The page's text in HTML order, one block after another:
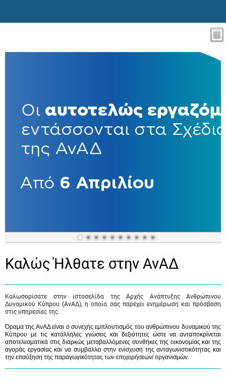
Καλώς Ήλθατε στην ΑνΑΔ
Καλωσορίσατε στην ιστοσελίδα της Αρχής Ανάπτυξης Ανθρώπινου
Δυναμικού Κύπρου (ΑνΑΔ), η οποία σας παρέχει ενημέρωση και πρόσβαση
στις υπηρεσίες της.
Όραμα της ΑνΑΔ είναι ο συνεχής εμπλουτισμός του ανθρώπινου δυναμικού της
Κύπρου με τις κατάλληλες γνώσεις και δεξιότητες ώστε να ανταποκρίνεται
αποτελεσματικά στις διαρκώς μεταβαλλόμενες συνθήκες της οικονομίας και της
αγοράς εργασίας και να συμβάλλει στην ενίσχυση της ανταγωνιστικότητας και
την επαύξηση της παραγωγικότητας των επιχειρήσεων/ οργανισμών.